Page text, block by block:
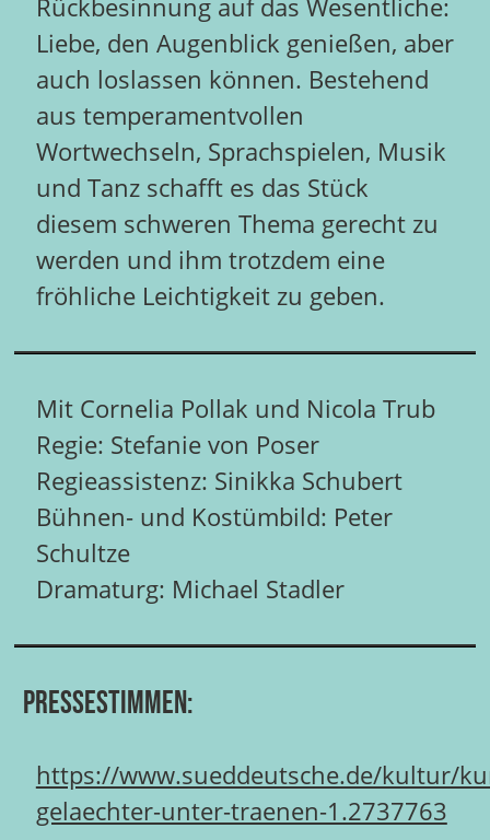
Rückbesinnung auf das Wesentliche:
Liebe, den Augenblick genießen, aber
auch loslassen können. Bestehend
aus temperamentvollen
Wortwechseln, Sprachspielen, Musik
und Tanz schafft es das Stück
diesem schweren Thema gerecht zu
werden und ihm trotzdem eine
fröhliche Leichtigkeit zu geben.
Mit Cornelia Pollak und Nicola Trub
Regie: Stefanie von Poser
Regieassistenz: Sinikka Schubert
Bühnen- und Kostümbild: Peter
Schultze
Dramaturg: Michael Stadler
Pressestimmen:
https://www.sueddeutsche.de/kultur/
gelaechter-unter-traenen-1.2737763